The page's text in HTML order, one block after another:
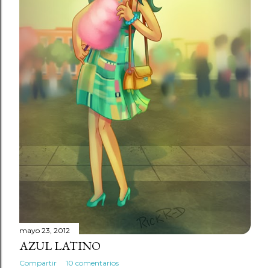
mayo 23, 2012
AZUL LATINO
Compartir 10 comentarios